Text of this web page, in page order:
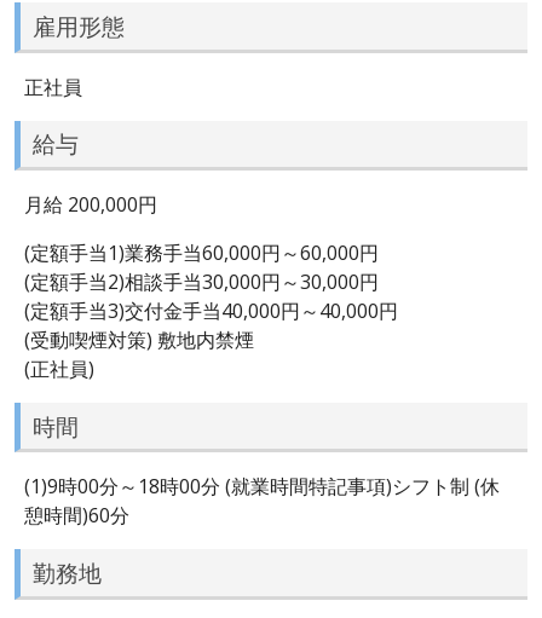
雇用形態
正社員
給与
月給 200,000円
(定額手当1)業務手当60,000円～60,000円
(定額手当2)相談手当30,000円～30,000円
(定額手当3)交付金手当40,000円～40,000円
(受動喫煙対策) 敷地内禁煙
(正社員)
時間
(1)9時00分～18時00分 (就業時間特記事項)シフト制 (休
憩時間)60分
勤務地